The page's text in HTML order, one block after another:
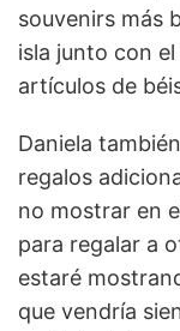
souvenirs más
isla junto con
artículos de
Daniela
regalos
no mostrar en
para regalar a
estaré
que vendría